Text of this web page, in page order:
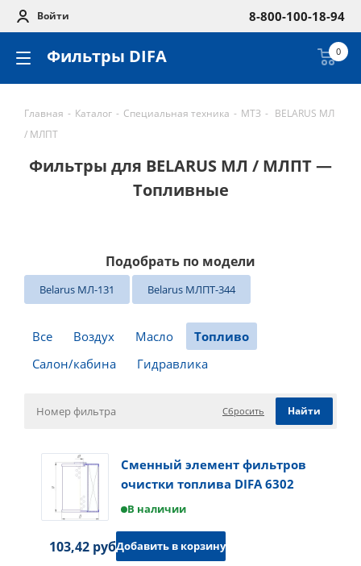
Войти 8-800-100-18-94
Фильтры DIFA 0
Главная - Каталог - Специальная техника - МТЗ - BELARUS МЛ
/ МЛПТ
Фильтры для BELARUS МЛ / МЛПТ —
Топливные
Подобрать по модели
Belarus МЛ-131 Belarus МЛПТ-344
Все Воздух Масло
Топливо
Салон/кабина
Гидравлика
Сбросить
Сменный элемент фильтров
очистки топлива DIFA 6302
В наличии
103,42 руб.Добавить в корзину